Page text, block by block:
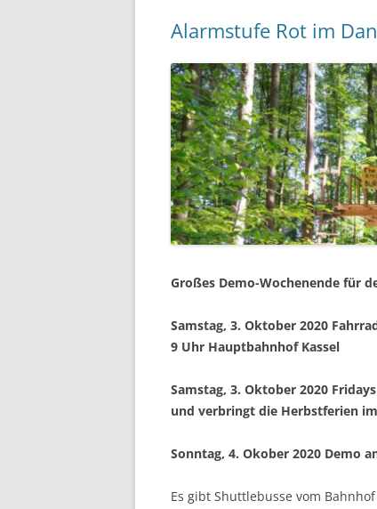
Alarmstufe Rot im
Großes Demo-Wochenende für
Samstag, 3. Oktober 2020
9 Uhr Hauptbahnhof Kassel
Samstag, 3. Oktober
und verbringt die Herbstferien
Sonntag, 4. Okober 2020 Demo
Es gibt Shuttlebusse vom